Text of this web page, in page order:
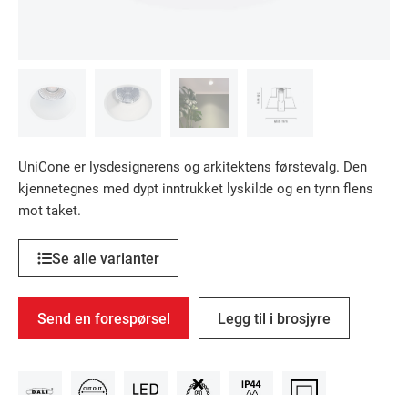
UniCone er lysdesignerens og arkitektens førstevalg. Den
kjennetegnes med dypt inntrukket lyskilde og en tynn flens
mot taket.
Se alle varianter
Send en forespørsel Legg til i brosjyre